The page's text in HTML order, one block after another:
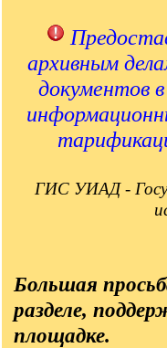
архивным
документов
ГИС УИАД -
Большая
разделе,
площадке.